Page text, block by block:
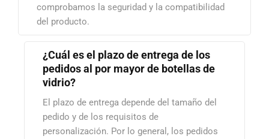
comprobamos la seguridad y la compatibilidad
del producto.
¿Cuál es el plazo de entrega de los
pedidos al por mayor de botellas de
vidrio?
El plazo de entrega depende del tamaño del
pedido y de los requisitos de
personalización. Por lo general, los pedidos